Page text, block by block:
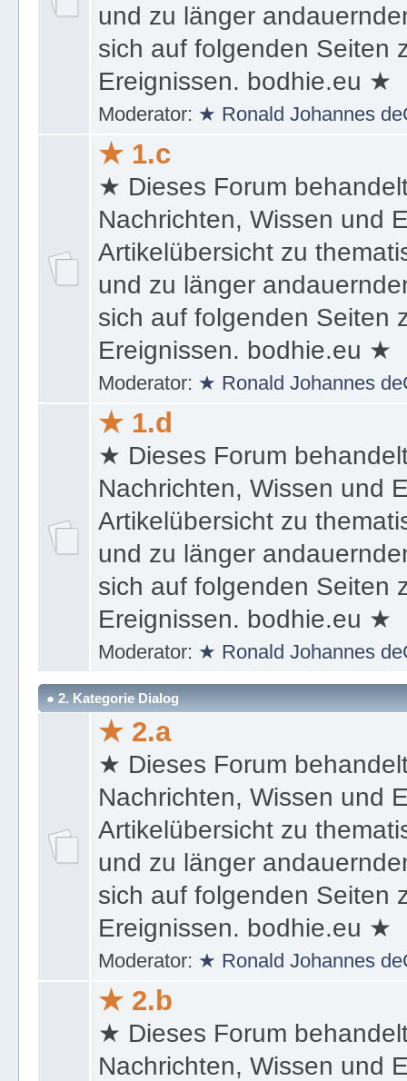
und zu länger
sich auf folgenden Seiten
Ereignissen. bodhie.eu ★
Moderator: ★ Ronald Johannes
★ 1.c
★ Dieses Forum
Nachrichten, Wissen und
Artikelübersicht zu
und zu länger
sich auf folgenden Seiten
Ereignissen. bodhie.eu ★
Moderator: ★ Ronald Johannes
★ 1.d
★ Dieses Forum
Nachrichten, Wissen und
Artikelübersicht zu
und zu länger
sich auf folgenden Seiten
Ereignissen. bodhie.eu ★
Moderator: ★ Ronald Johannes
● 2. Kategorie Dialog
★ 2.a
★ Dieses Forum
Nachrichten, Wissen und
Artikelübersicht zu
und zu länger
sich auf folgenden Seiten
Ereignissen. bodhie.eu ★
Moderator: ★ Ronald Johannes
★ 2.b
★ Dieses Forum
Nachrichten, Wissen und